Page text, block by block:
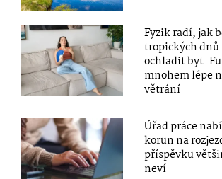
Fyzik radí, jak
tropických
ochladit byt.
mnohem lépe
větrání
Úřad práce
korun na
příspěvku
neví